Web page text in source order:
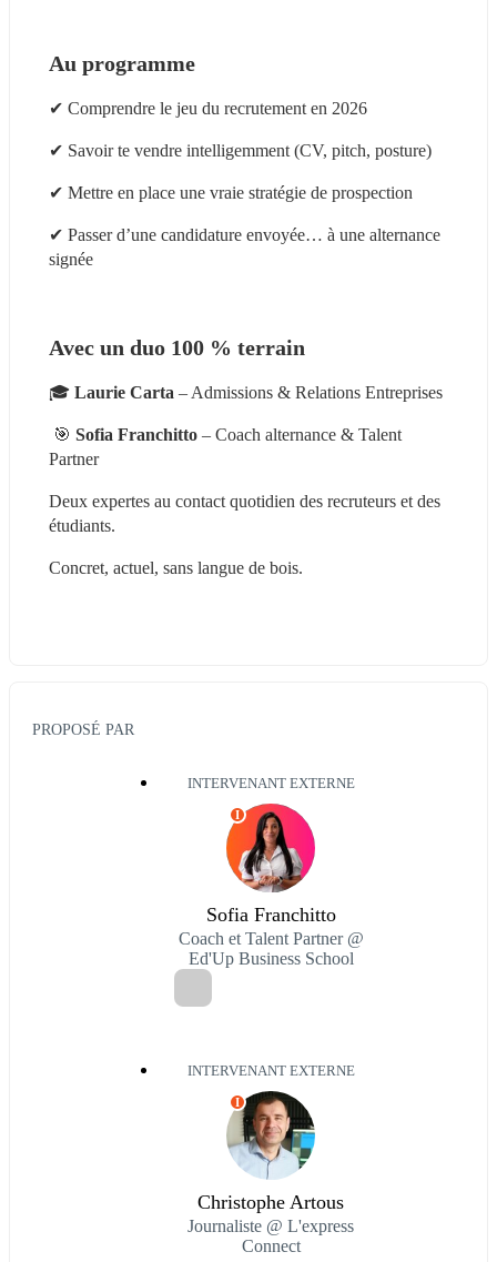
Au programme
✔ Comprendre le jeu du recrutement en 2026
✔ Savoir te vendre intelligemment (CV, pitch, posture)
✔ Mettre en place une vraie stratégie de prospection
✔ Passer d’une candidature envoyée… à une alternance
signée
Avec un duo 100 % terrain
🎓 Laurie Carta – Admissions & Relations Entreprises
🎯 Sofia Franchitto – Coach alternance & Talent
Partner
Deux expertes au contact quotidien des recruteurs et des
étudiants.
Concret, actuel, sans langue de bois.
PROPOSÉ PAR
INTERVENANT EXTERNE
I
Sofia Franchitto
Coach et Talent Partner @
Ed'Up Business School
INTERVENANT EXTERNE
I
Christophe Artous
Journaliste @ L'express
Connect